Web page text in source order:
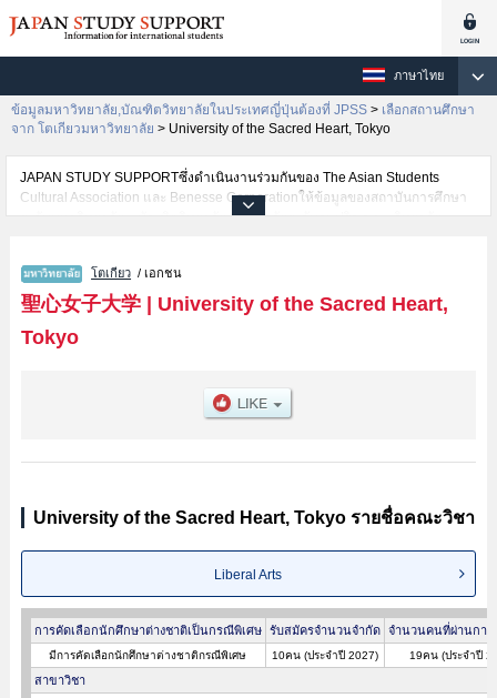
ภาษาไทย
ข้อมูลมหาวิทยาลัย,บัณฑิตวิทยาลัยในประเทศญี่ปุ่นต้องที่ JPSS > เลือกสถานศึกษา
จาก โตเกียวมหาวิทยาลัย > University of the Sacred Heart, Tokyo
JAPAN STUDY SUPPORTซึ่งดำเนินงานร่วมกันของ The Asian Students
Cultural Association และ Benesse Corporationให้ข้อมูลของสถาบันการศึกษา
ระดับมหาวิทยาลัย・บัณฑิตวิทยาลัย・วิทยาลัยระดับอนุปริญญา・วิทยาลัย
สำหรับนักศึกษาต่างชาติเช่นข้อมูลของแต่ละคณะ,ข้อมูลการสอบคัดเลือกเข้า
ศึกษาเช่นจำนวนคนที่รับสมัครหรือจำนวนคนที่ผ่านการสอบคัดเลือก
เป็นต้น,แนะนำสถานที่,การเดินทางเป็นต้นไว้ด้วยดังนั้นขอเชิญใช้บริการค้นหา
ข้อมูลตามอัธยาศัย
โตเกียว / เอกชน
聖心女子大学| University of the Sacred Heart,
Tokyo
University of the Sacred Heart, Tokyo รายชื่อคณะวิชา
Liberal Arts
การคัดเลือกนักศึกษาต่างชาติเป็นกรณีพิเศษ รับสมัครจำนวนจำกัด จำนวนคนที่ผ่านการ
มีการคัดเลือกนักศึกษาต่างชาติกรณีพิเศษ 10คน (ประจำปี 2027) 19คน (ประจำปี
สาขาวิชา